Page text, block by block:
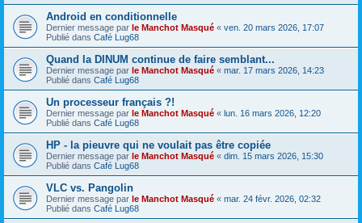
Android en conditionnelle
Dernier message par le Manchot Masqué « ven. 20 mars 2026, 17:07
Publié dans Café Lug68
Quand la DINUM continue de faire semblant...
Dernier message par le Manchot Masqué « mar. 17 mars 2026, 14:23
Publié dans Café Lug68
Un processeur français ?!
Dernier message par le Manchot Masqué « lun. 16 mars 2026, 12:20
Publié dans Café Lug68
HP - la pieuvre qui ne voulait pas être copiée
Dernier message par le Manchot Masqué « dim. 15 mars 2026, 15:30
Publié dans Café Lug68
VLC vs. Pangolin
Dernier message par le Manchot Masqué « mar. 24 févr. 2026, 02:32
Publié dans Café Lug68